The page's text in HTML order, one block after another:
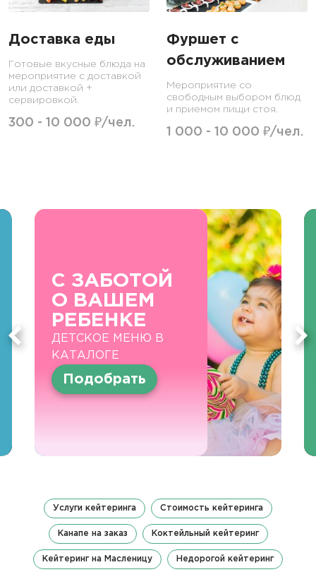
Доставка еды
Готовые вкусные блюда на
мероприятие с доставкой
или доставкой +
сервировкой.
300 - 10 000 ₽/чел.
Фуршет с
обслуживанием
Мероприятие со
свободным выбором блюд
и приемом пищи стоя.
1 000 - 10 000 ₽/чел.
С ЗАБОТОЙ
О ВАШЕМ
РЕБЕНКЕ
ДЕТСКОЕ МЕНЮ В
КАТАЛОГЕ
Подобрать
Услуги кейтеринга Стоимость кейтеринга
Канапе на заказ Коктейльный кейтеринг
Кейтеринг на Масленицу Недорогой кейтеринг